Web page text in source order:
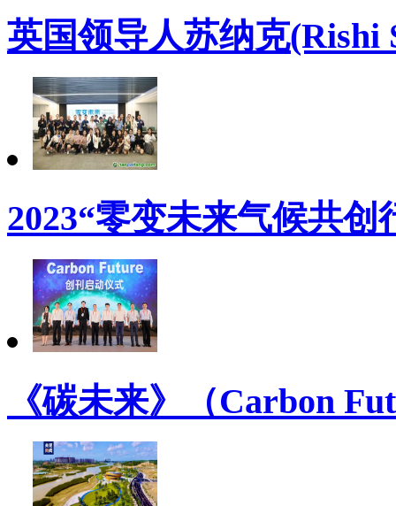
英国领导人苏纳克(Rishi
2023“零变未来气候共创
《碳未来》（Carbon